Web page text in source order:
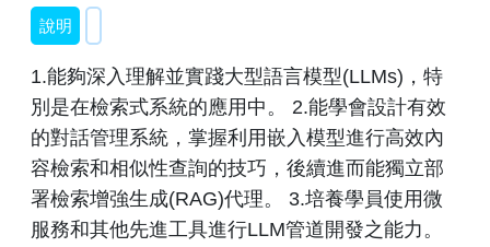
說明
1.能夠深入理解並實踐大型語言模型(LLMs)，特
別是在檢索式系統的應用中。 2.能學會設計有效
的對話管理系統，掌握利用嵌入模型進行高效內
容檢索和相似性查詢的技巧，後續進而能獨立部
署檢索增強生成(RAG)代理。 3.培養學員使用微
服務和其他先進工具進行LLM管道開發之能力。